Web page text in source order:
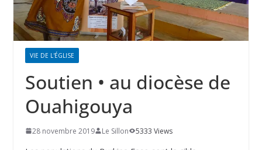
VIE DE L'ÉGLISE
Soutien • au diocèse de
Ouahigouya
28 novembre 2019 Le Sillon 5333 Views